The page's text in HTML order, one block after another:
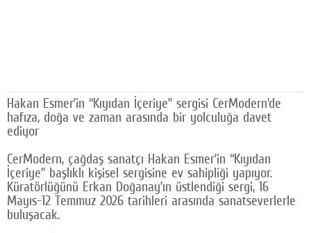
SOSYAL MEDYA
Twitter
Google Plus
© 2026 TÜM HAKLARI SAKLIDIR
Hakan Esmer’in “Kıyıdan İçeriye” sergisi CerModern’de
hafıza, doğa ve zaman arasında bir yolculuğa davet
ediyor
CerModern, çağdaş sanatçı Hakan Esmer’in “Kıyıdan
İçeriye” başlıklı kişisel sergisine ev sahipliği yapıyor.
Küratörlüğünü Erkan Doğanay’ın üstlendiği sergi, 16
Mayıs-12 Temmuz 2026 tarihleri arasında sanatseverlerle
buluşacak.